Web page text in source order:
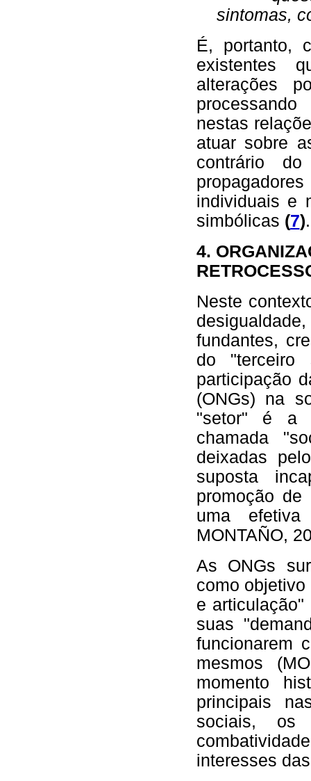
sintomas,
É, portanto,
existentes
alterações
nestas
atuar sobre
contrário
individuais e
simbólicas (7).
4.
Neste
fundantes,
do
participação
(ONGs) na
"setor" é a
chamada
deixadas
suposta
promoção
uma
MONTAÑO,
As ONGs
como
e
suas
funcionarem
mesmos
momento
principais
sociais, os
interesses